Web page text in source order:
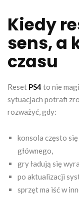
Kiedy
sens, a
czasu
Reset PS4 to nie
sytuacjach potrafi
rozważyć, gdy:
konsola często
głównego,
gry ładują się
po aktualizacji
sprzęt ma iść w